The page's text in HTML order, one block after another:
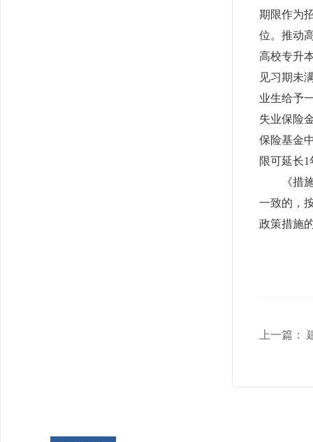
期限作为
位。推动
高校专升
见习期未
业生给予
失业保险
保险基金
限可延长1
《措
一致的，
政策措施
上一篇：